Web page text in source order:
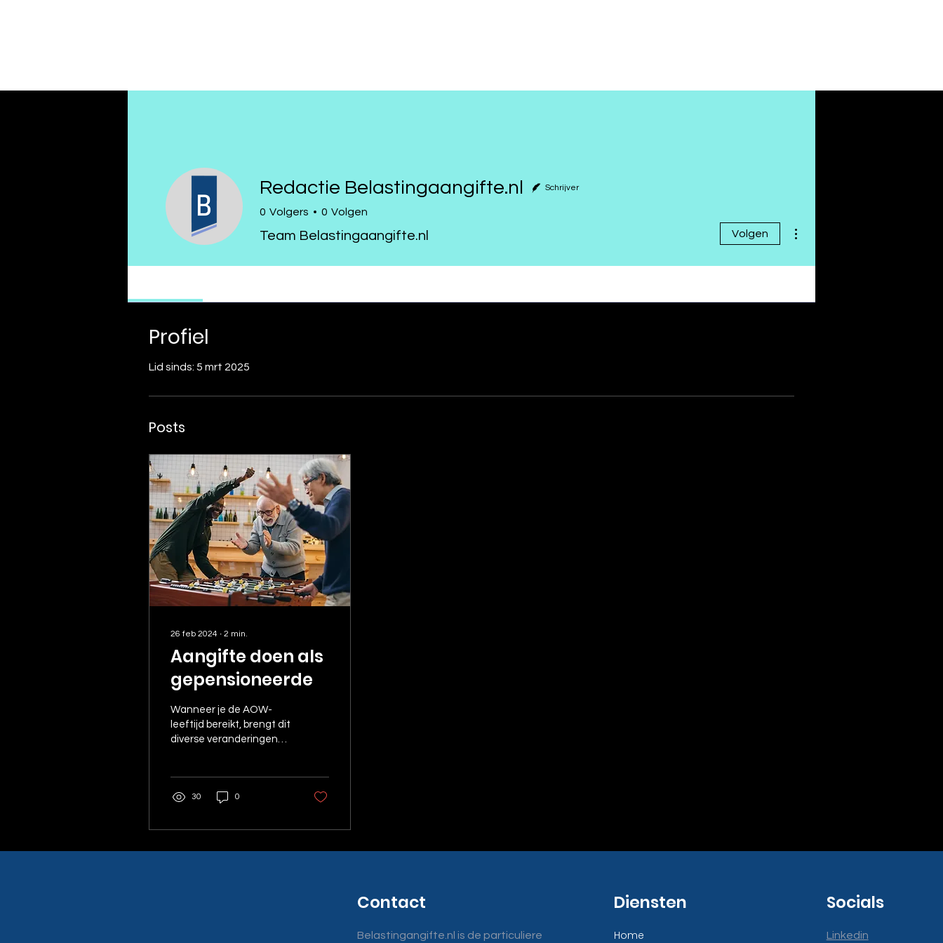
Redactie Belastingaangifte.nl Schrijver
0 Volgers 0 Volgen
Team Belastingaangifte.nl Volgen
Profiel
Lid sinds: 5 mrt 2025
Posts
26 feb 2024 ∙ 2 min.
Aangifte doen als
gepensioneerde
Wanneer je de AOW-
leeftijd bereikt, brengt dit
diverse veranderingen
30 0
Diensten
Home
Contact
Belastingangifte.nl is de particuliere
Socials
Linkedin